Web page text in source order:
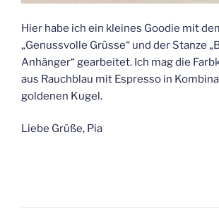
Hier habe ich ein kleines Goodie mit
„Genussvolle Grüsse“ und der Stanze
Anhänger“ gearbeitet. Ich mag die
aus Rauchblau mit Espresso in
goldenen Kugel.
Liebe Grüße, Pia